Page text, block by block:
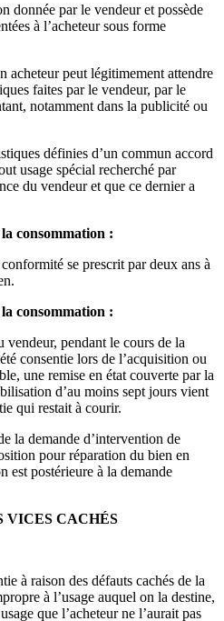
donnée par le vendeur et possède
à l’acheteur sous forme
acheteur peut légitimement attendre
faites par le vendeur, par le
notamment dans la publicité ou
définies d’un commun accord
usage spécial recherché par
du vendeur et que ce dernier a
consommation :
se prescrit par deux ans à
consommation :
vendeur, pendant le cours de la
consentie lors de l’acquisition ou
une remise en état couverte par la
d’au moins sept jours vient
qui restait à courir.
la demande d’intervention de
pour réparation du bien en
est postérieure à la demande
VICES CACHÉS
à raison des défauts cachés de la
à l’usage auquel on la destine,
que l’acheteur ne l’aurait pas